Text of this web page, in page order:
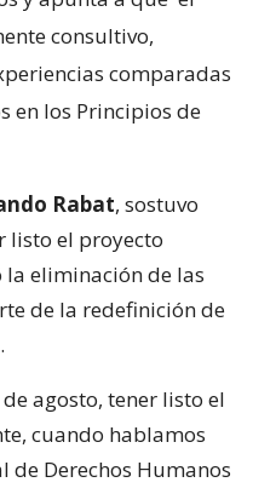
consultivo,
comparadas
en los Principios de
Rabat, sostuvo
listo el proyecto
eliminación de las
de la redefinición de
agosto, tener listo el
cuando hablamos
Derechos Humanos